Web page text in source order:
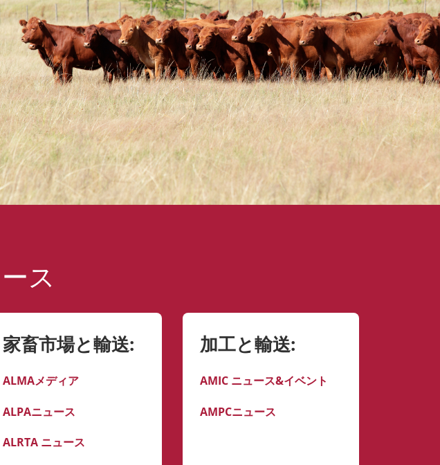
ス
家畜市場と輸送:
ALMAメディア
ALPAニュース
ALRTA ニュース
加工と輸送:
AMIC ニュース&イベント
AMPCニュース